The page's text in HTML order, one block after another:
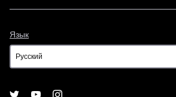
Язык